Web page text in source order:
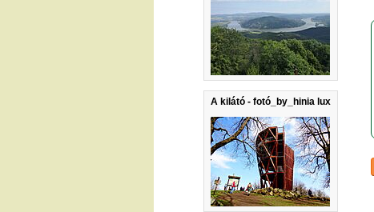
A kilátó - fotó_by_hinia lux